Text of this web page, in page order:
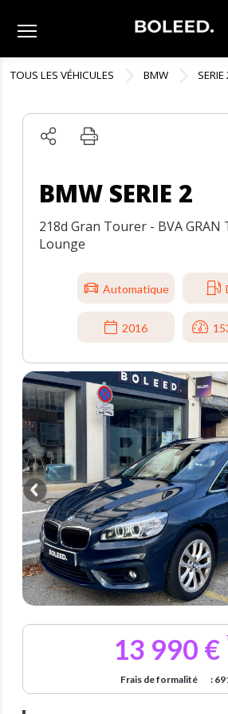
TOUS LES VÉHICULES BMW SERIE
BMW SERIE 2
218d Gran Tourer - BVA GRAN
Lounge
Automatique
2016
13 990 €
Frais de formalité :